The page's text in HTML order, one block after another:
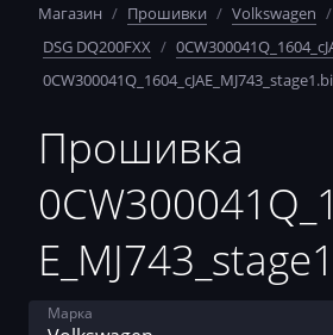
Магазин / Прошивки / Volkswagen /
DSG DQ200FXX /
Прошивка
Марка